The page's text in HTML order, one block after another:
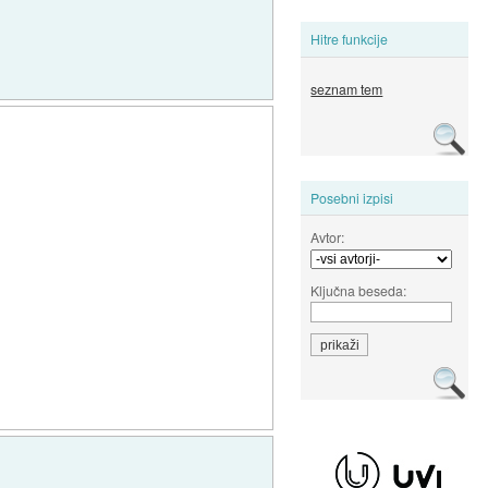
Hitre funkcije
seznam tem
Posebni izpisi
Avtor:
Ključna beseda: